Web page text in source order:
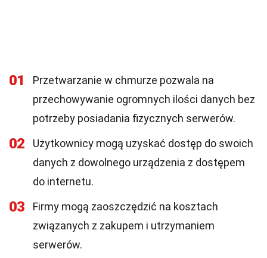
01
Przetwarzanie w chmurze pozwala na
przechowywanie ogromnych ilości danych bez
potrzeby posiadania fizycznych serwerów.
02
Użytkownicy mogą uzyskać dostęp do swoich
danych z dowolnego urządzenia z dostępem
do internetu.
03
Firmy mogą zaoszczędzić na kosztach
związanych z zakupem i utrzymaniem
serwerów.